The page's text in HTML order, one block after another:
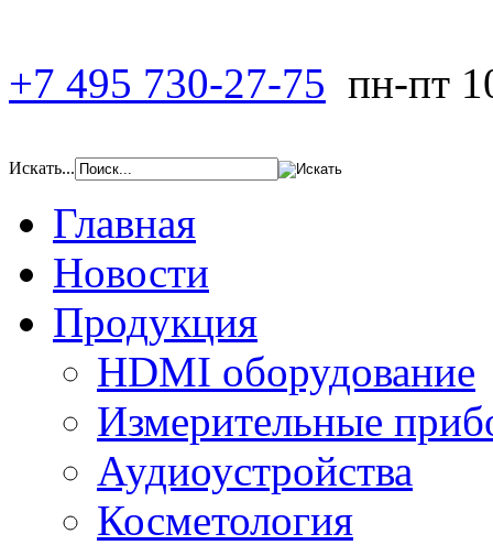
+7 495 730-27-75 пн-пт
Искать...
Главная
Новости
Продукция
HDMI оборудование
Измерительные
Аудиоустройства
Косметология